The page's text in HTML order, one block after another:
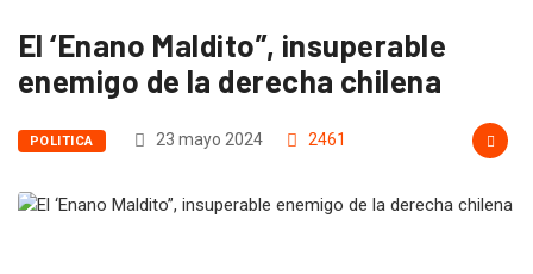
El ‘Enano Maldito”, insuperable
enemigo de la derecha chilena